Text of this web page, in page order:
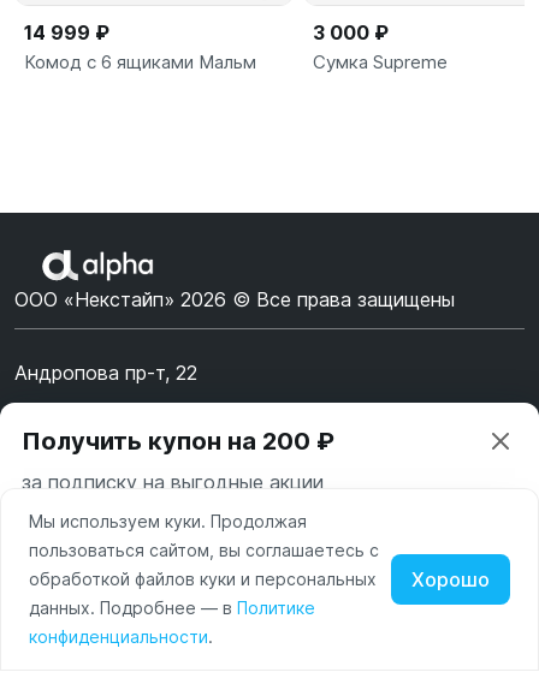
Наушники
Умные
14 999 ₽
Комод с 6 ящиками Мальм
3 000 ₽
Сумка Supreme
ООО «Некстайп» 2026 © Все права защищены
Андропова пр-т, 22
8 (800) 123-55-44
msk@alpha-demo.ru
Акции
О магазине
Оплата
Получить купон на 200 ₽
за подписку на выгодные акции
Нажимая на кнопку «Подписаться» вы соглашаетесь с
условиями пользования и политикой конфиденциальности
сайта
Ваш город —Москва
Московская область
Изменить
Мы используем куки. Продолжая
пользоваться сайтом, вы соглашаетесь с
обработкой файлов куки и персональных
данных. Подробнее — в Политике
конфиденциальности.
Хорошо